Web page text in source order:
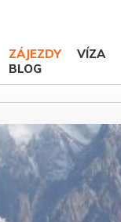
ZÁJEZDY VÍZA
BLOG